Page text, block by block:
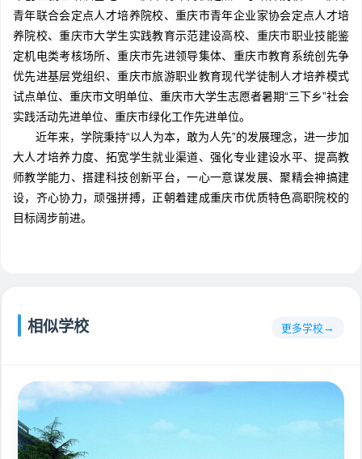
青年联合会定点人才培养院校、重庆市青年企业家协会定点人才培
养院校、重庆市大学生实践教育示范建设高校、重庆市职业技能鉴
定机电类考核场所、重庆市先进领导集体、重庆市教育系统创先争
优先进基层党组织、重庆市旅游职业教育现代学徒制人才培养模式
试点单位、重庆市文明单位、重庆市大学生志愿者暑期“三下乡”社会
实践活动先进单位、重庆市绿化工作先进单位。
近年来，学院秉持“以人为本，敢为人先”的发展理念，进一步加
大人才培养力度、拓宽学生就业渠道、强化专业建设水平、提高教
师教学能力、搭建科技创新平台，一心一意谋发展、聚精会神搞建
设，齐心协力，顽强拼搏，正朝着建成重庆市优质特色高职院校的
目标阔步前进。
相似学校 更多学校